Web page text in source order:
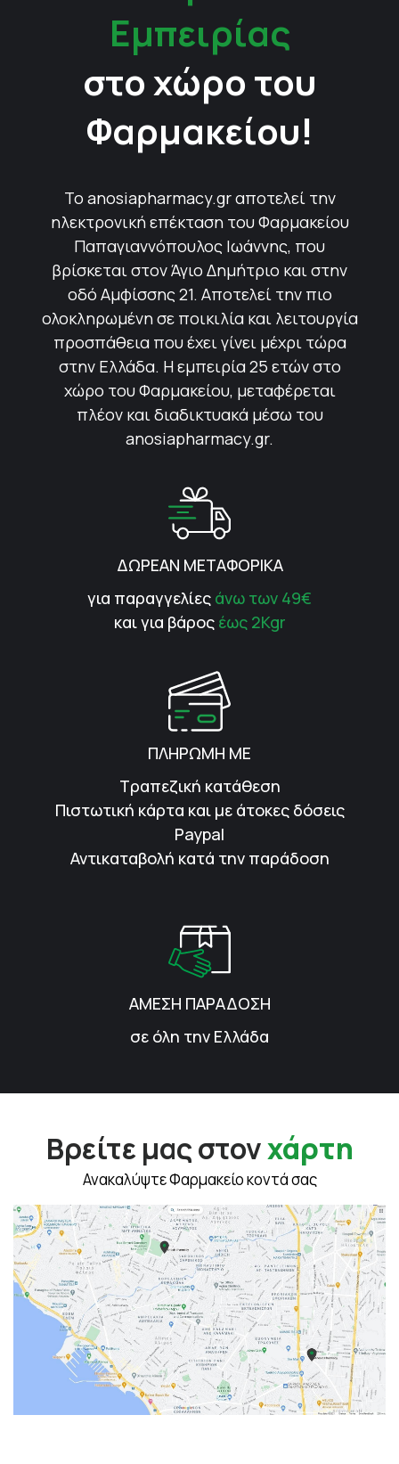
Εμπειρίας
στο χώρο του
Φαρμακείου!
Το anosiapharmacy.gr αποτελεί την
ηλεκτρονική επέκταση του Φαρμακείου
Παπαγιαννόπουλος Ιωάννης, που
βρίσκεται στον Άγιο Δημήτριο και στην
οδό Αμφίσσης 21. Αποτελεί την πιο
ολοκληρωμένη σε ποικιλία και λειτουργία
προσπάθεια που έχει γίνει μέχρι τώρα
στην Ελλάδα. Η εμπειρία 25 ετών στο
χώρο του Φαρμακείου, μεταφέρεται
πλέον και διαδικτυακά μέσω του
anosiapharmacy.gr.
ΔΩΡΕΑΝ ΜΕΤΑΦΟΡΙΚΑ
για παραγγελίες άνω των 49€
και για βάρος έως 2Kgr
ΠΛΗΡΩΜΗ ΜΕ
Τραπεζική κατάθεση
Πιστωτική κάρτα και με άτοκες δόσεις
Paypal
Αντικαταβολή κατά την παράδοση
ΑΜΕΣΗ ΠΑΡΑΔΟΣΗ
σε όλη την Ελλάδα
Βρείτε μας στονχάρτη
Ανακαλύψτε Φαρμακείο κοντά σας